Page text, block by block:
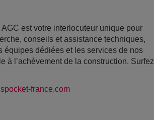
est votre interlocuteur unique pour
conseils et assistance techniques,
équipes dédiées et les services de nos
à l’achèvement de la construction. Surfez
france.com